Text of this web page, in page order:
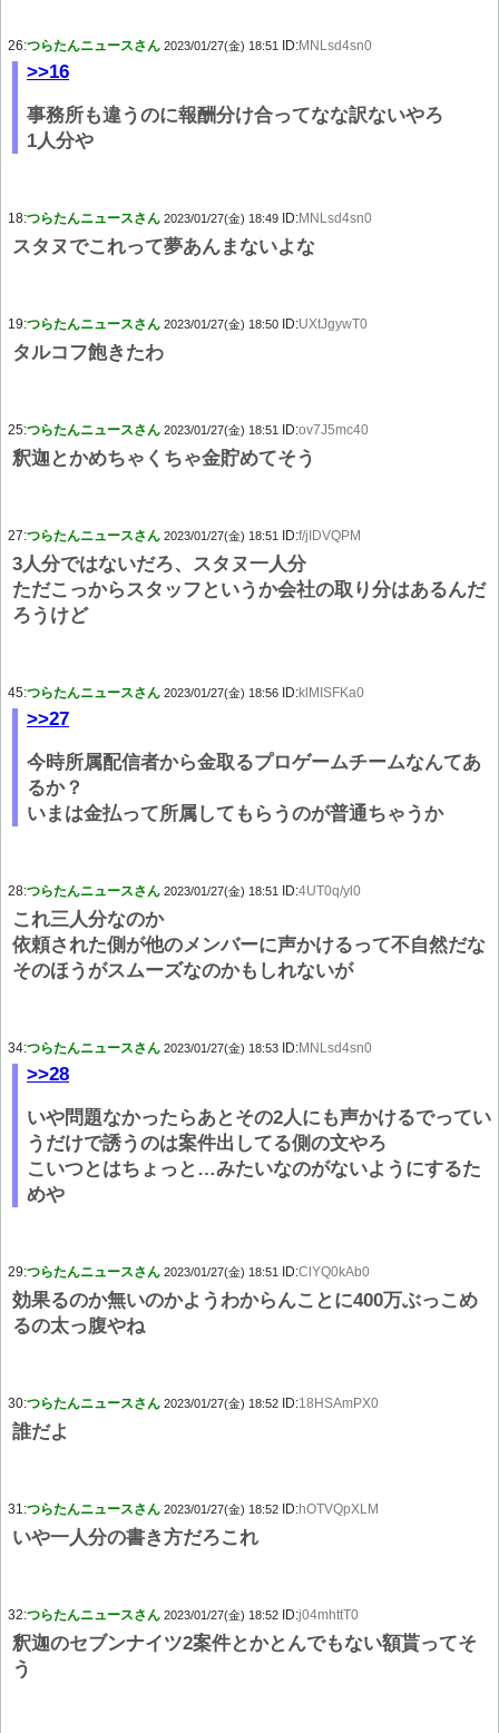
26:つらたんニュースさん 2023/01/27(金) 18:51 ID:MNLsd4sn0
>>16
事務所も違うのに報酬分け合ってなな訳ないやろ
1人分や
18:つらたんニュースさん 2023/01/27(金) 18:49 ID:MNLsd4sn0
スタヌでこれって夢あんまないよな
19:つらたんニュースさん 2023/01/27(金) 18:50 ID:UXtJgywT0
タルコフ飽きたわ
25:つらたんニュースさん 2023/01/27(金) 18:51 ID:ov7J5mc40
釈迦とかめちゃくちゃ金貯めてそう
27:つらたんニュースさん 2023/01/27(金) 18:51 ID:f/jIDVQPM
3人分ではないだろ、スタヌ一人分
ただこっからスタッフというか会社の取り分はあるんだ
ろうけど
45:つらたんニュースさん 2023/01/27(金) 18:56 ID:klMISFKa0
>>27
今時所属配信者から金取るプロゲームチームなんてあ
るか？
いまは金払って所属してもらうのが普通ちゃうか
28:つらたんニュースさん 2023/01/27(金) 18:51 ID:4UT0q/yl0
これ三人分なのか
依頼された側が他のメンバーに声かけるって不自然だな
そのほうがスムーズなのかもしれないが
34:つらたんニュースさん 2023/01/27(金) 18:53 ID:MNLsd4sn0
>>28
いや問題なかったらあとその2人にも声かけるでってい
うだけで誘うのは案件出してる側の文やろ
こいつとはちょっと…みたいなのがないようにするた
めや
29:つらたんニュースさん 2023/01/27(金) 18:51 ID:ClYQ0kAb0
効果るのか無いのかようわからんことに400万ぶっこめ
るの太っ腹やね
30:つらたんニュースさん 2023/01/27(金) 18:52 ID:18HSAmPX0
誰だよ
31:つらたんニュースさん 2023/01/27(金) 18:52 ID:hOTVQpXLM
いや一人分の書き方だろこれ
32:つらたんニュースさん 2023/01/27(金) 18:52 ID:j04mhttT0
釈迦のセブンナイツ2案件とかとんでもない額貰ってそ
う